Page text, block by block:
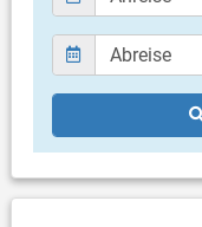
und
am Strand Poli
Anlagen,
sowie zahlreiche
Minigolf (gegen
Tischtennis (gegen